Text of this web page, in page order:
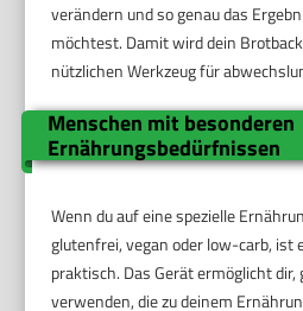
verändern und so genau das
möchtest. Damit wird dein
nützlichen Werkzeug für
Menschen mit besonderen
Ernährungsbedürfnissen
Wenn du auf eine spezielle
glutenfrei, vegan oder low-carb, ist
praktisch. Das Gerät ermöglicht dir,
verwenden, die zu deinem